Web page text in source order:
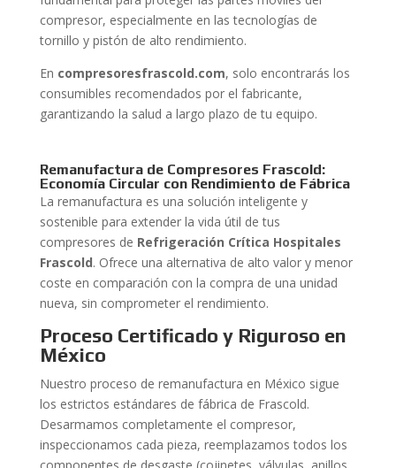
compresor, especialmente en las tecnologías de
tornillo y pistón de alto rendimiento.
En compresoresfrascold.com, solo encontrarás los
consumibles recomendados por el fabricante,
garantizando la salud a largo plazo de tu equipo.
Remanufactura de Compresores Frascold:
Economía Circular con Rendimiento de Fábrica
La remanufactura es una solución inteligente y
sostenible para extender la vida útil de tus
compresores de Refrigeración Crítica Hospitales
Frascold. Ofrece una alternativa de alto valor y menor
coste en comparación con la compra de una unidad
nueva, sin comprometer el rendimiento.
Proceso Certificado y Riguroso en
México
Nuestro proceso de remanufactura en México sigue
los estrictos estándares de fábrica de Frascold.
Desarmamos completamente el compresor,
inspeccionamos cada pieza, reemplazamos todos los